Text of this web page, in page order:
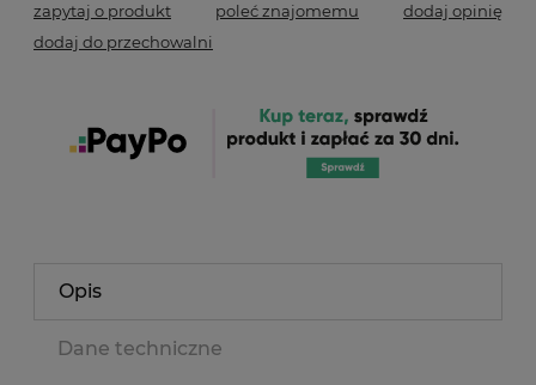
zapytaj o produkt poleć znajomemu
dodaj opinię
dodaj do przechowalni
Opis
Dane techniczne